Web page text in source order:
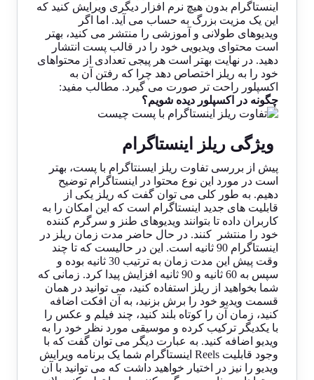
اینستاگرام بدون هیچ نرم افزار دیگری ویرایش کنید که
این یک مزیت بزرگ به حساب می آید. اما اگر
ویدیوهای طولانی و آموزشی را منتشر می کنید، بهتر
است محتوای ویدیویی خود را در قالب پست انتشار
دهید. در نهایت بهتر است هر پیجی تعدادی از محتواهای
خود را به ریلز اختصاص دهد چرا که رفتن آن به
اکسپلور راحت تر صورت می گیرد. مطالب مفید:
چگونه در اکسپلور دیده شویم؟
ویژگی ریلز اینستاگرام
پیش از بررسی تفاوت ریلز ایسنتاگرام با پست، بهتر
است در مورد این نوع محتوا در اینستاگرام توضیح
دهیم. به طور کلی می توان گفت که ریلز یکی از
قابلیت های جدید اینستاگرام است که این امکان را به
کاربران داده تا بتوانند ویدیوهای طنز و سرگرم کننده
خود را منتشر کنند. در حال حاضر مدت زمان ریلز در
اینستاگرام 90 ثانیه است. این در حالیست که تا چند
وقت پیش این مدت زمان به ترتیب 30 ثانیه بوده و
سپس به 60 ثانیه و 90 ثانیه افزایش پیدا کرد. زمانی که
شما بخواهید از ریلز استفاده کنید، می توانید در همان
قسمت ویدیو خود را برش بزنید، به آن افکت اضافه
کنید، زمان آن را کوتاه بلند کنید، چند فیلم و عکس را
با یکدیگر ترکیب کرده و موسیقی مورد نظر خود را به
ویدیو اضافه کنید. به عبارت دیگر می توان گفت که با
وجود قابلیت Reels اینستاگرام شما یک برنامه ویرایش
ویدیو را نیز در اختیار خواهید داشت که می توانید با آن